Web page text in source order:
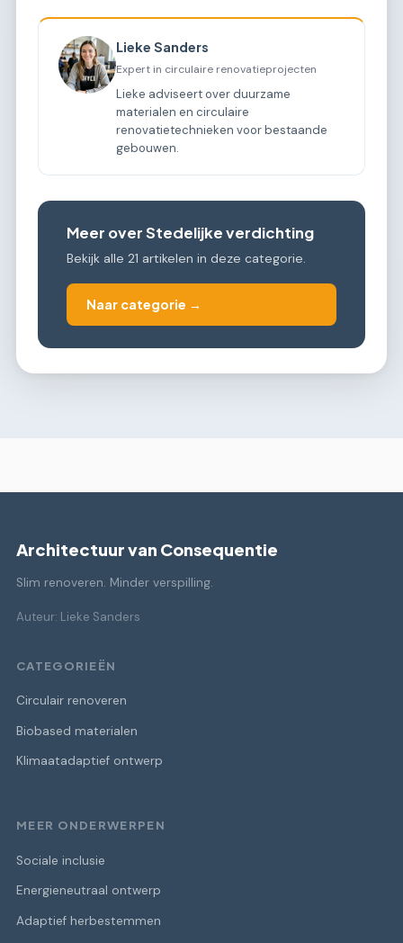
Lieke Sanders
Expert in circulaire renovatieprojecten
Lieke adviseert over duurzame
materialen en circulaire
renovatietechnieken voor bestaande
gebouwen.
Meer over Stedelijke verdichting
Bekijk alle 21 artikelen in deze categorie.
Naar categorie →
Architectuur van Consequentie
Slim renoveren. Minder verspilling.
Auteur: Lieke Sanders
CATEGORIEËN
Circulair renoveren
Biobased materialen
Klimaatadaptief ontwerp
MEER ONDERWERPEN
Sociale inclusie
Energieneutraal ontwerp
Adaptief herbestemmen